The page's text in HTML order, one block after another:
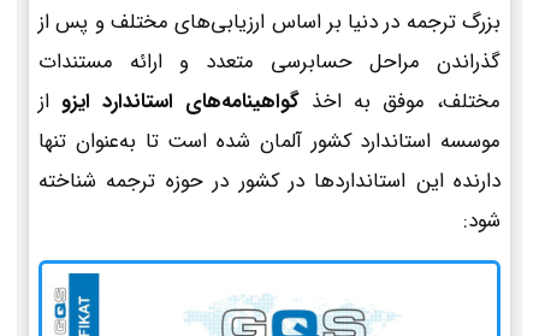
بزرگ ترجمه در دنیا بر اساس ارزیابی‌های مختلف و پس از
گذراندن مراحل حسابرسی متعدد و ارائه مستندات
مختلف، موفق به اخذ گواهینامه‌های استاندارد ایزو از
موسسه استاندارد کشور آلمان شده است تا به‌عنوان تنها
دارنده این استانداردها در کشور در حوزه ترجمه شناخته
شود: